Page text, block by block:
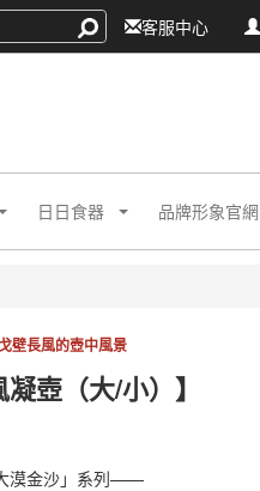
客服中心
日日食器 品牌形象官網
壁長風的壺中風景
壺（大/小）】
漠金沙」系列——